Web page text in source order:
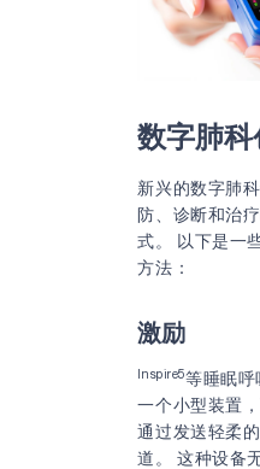
数字肺
新兴的数字肺
防、诊断和治
式。 以下是一
方法：
激励
Inspire5等睡眠呼
一个小型装置
通过发送轻柔
道。 这种设备